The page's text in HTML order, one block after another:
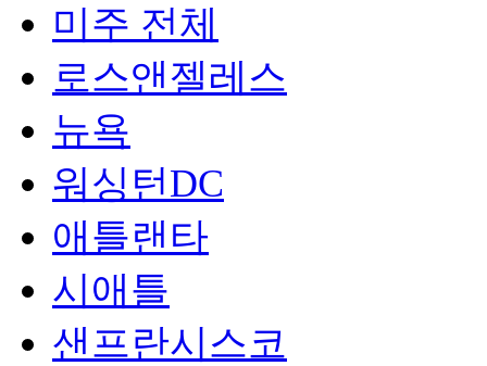
미주 전체
로스앤젤레스
뉴욕
워싱턴DC
애틀랜타
시애틀
샌프란시스코